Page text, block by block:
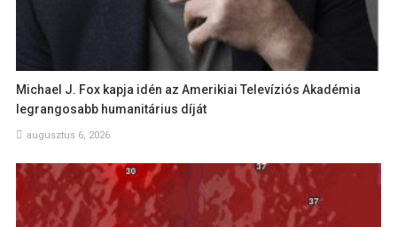
Michael J. Fox kapja idén az Amerikiai Televíziós Akadémia
legrangosabb humanitárius díját
augusztus 6, 2026